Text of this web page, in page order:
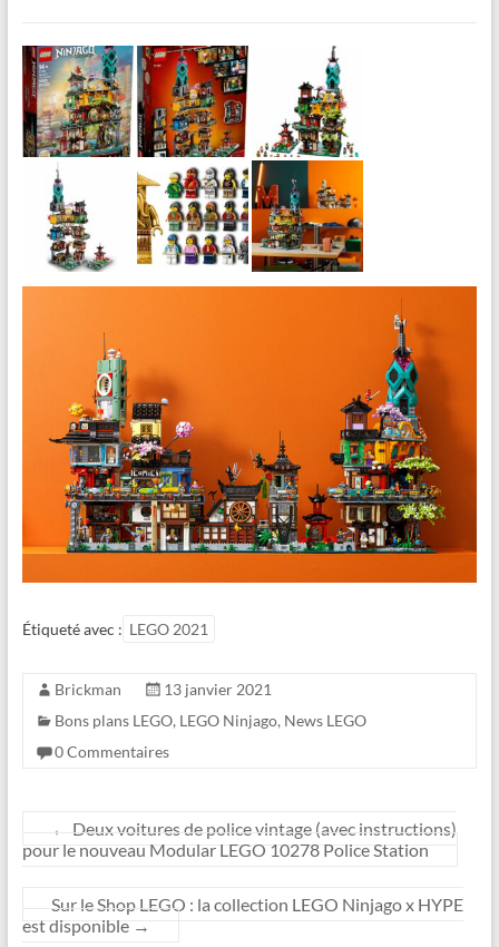
Étiqueté avec : LEGO 2021
Brickman
13 janvier 2021
Bons plans LEGO, LEGO Ninjago, News LEGO
0 Commentaires
←
Deux voitures de police vintage (avec instructions)
pour le nouveau Modular LEGO 10278 Police Station
Sur le Shop LEGO : la collection LEGO Ninjago x HYPE
est disponible →